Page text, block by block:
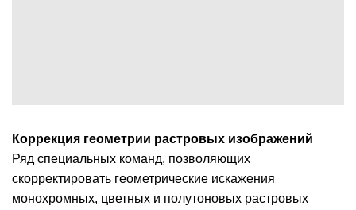
Коррекция геометрии растровых изображений
Ряд специальных команд, позволяющих
скорректировать геометрические искажения
монохромных, цветных и полутоновых растровых